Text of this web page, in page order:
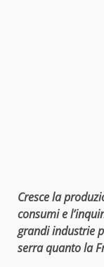
Cresce la
consumi e
grandi industrie
serra quanto la